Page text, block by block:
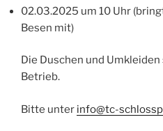
02.03.2025 um 10 Uhr
Besen mit)
Die Duschen und
Betrieb.
Bitte unter info@tc-